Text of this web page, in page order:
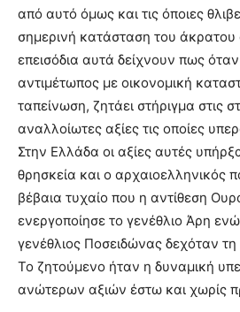
από αυτό όμως και τις όποιες
σημερινή κατάσταση του άκρατου
επεισόδια αυτά δείχνουν πως
αντιμέτωπος με οικονομική
ταπείνωση, ζητάει στήριγμα στις
αναλλοίωτες αξίες τις οποίες
Στην Ελλάδα οι αξίες αυτές
θρησκεία και ο αρχαιοελληνικός
βέβαια τυχαίο που η αντίθεση
ενεργοποίησε το γενέθλιο Άρη
γενέθλιος Ποσειδώνας δεχόταν
Το ζητούμενο ήταν η δυναμική
ανώτερων αξιών έστω και χωρίς